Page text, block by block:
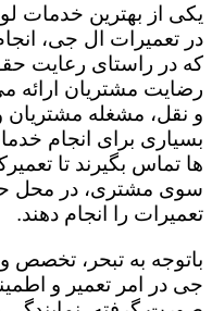
یکی از بهترین خدمات
در تعمیرات ال جی،
که در راستای رعایت
رضایت مشتریان
و نقل، مشغله
بسیاری برای انجام
ها تماس بگیرند تا
سوی مشتری، در محل
تعمیرات را انجام دهند.
باتوجه به تبحر، تخصص
جی در امر تعمیر و